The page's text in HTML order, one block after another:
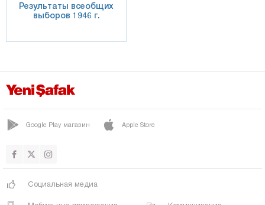
Результаты всеобщих
выборов 1946 г.
Google Play магазин Apple Store
Социальная медиа